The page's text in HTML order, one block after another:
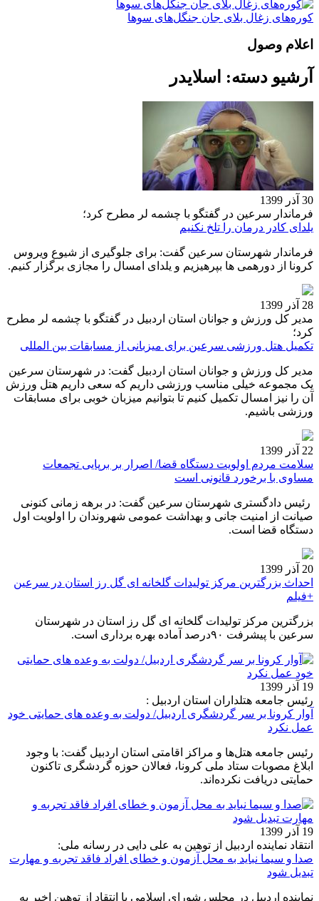
کوره‌های زغال بلای جان جنگل‌های سوها
اعلام وصول
آرشیو دسته: اسلایدر
30 آذر 1399
فرماندار سرعین در گفتگو با چشمه لر مطرح کرد؛
یلدای کادر درمان را تلخ نکنیم
فرماندار شهرستان سرعین گفت: برای جلوگیری از شیوع ویروس
کرونا از دورهمی ها بپرهیزیم و یلدای امسال را مجازی برگزار کنیم.
28 آذر 1399
مدیر کل ورزش و جوانان استان اردبیل در گفتگو با چشمه لر مطرح
کرد؛
تکمیل هتل ورزشی سرعین برای میزبانی از مسابقات بین المللی
مدیر کل ورزش و جوانان استان اردبیل گفت: در شهرستان سرعین
یک مجموعه خیلی مناسب ورزشی داریم که سعی داریم هتل ورزش
آن را نیز امسال تکمیل کنیم تا بتوانیم میزبان خوبی برای مسابقات
ورزشی باشیم.
22 آذر 1399
سلامت مردم اولویت دستگاه قضا/ اصرار بر برپایی تجمعات
مساوی با برخورد قانونی است
رئیس دادگستری شهرستان سرعین گفت: در برهه زمانی کنونی
صیانت از امنیت جانی و بهداشت عمومی شهروندان را اولویت اول
دستگاه قضا است.
20 آذر 1399
احداث بزرگترین مرکز تولیدات گلخانه ای گل رز استان در سرعین
+فیلم
بزرگترین مرکز تولیدات گلخانه ای گل رز استان در شهرستان
سرعین با پیشرفت ۹۰درصد آماده بهره برداری است.
19 آذر 1399
رئیس جامعه هتلداران استان اردبیل :
آوار کرونا بر سر گردشگری اردبیل/ دولت به وعده های حمایتی خود
عمل نکرد
رئیس جامعه هتل‌ها و مراکز اقامتی استان اردبیل گفت: با وجود
ابلاغ مصوبات ستاد ملی کرونا، فعالان حوزه گردشگری تاکنون
حمایتی دریافت نکرده‌اند.
19 آذر 1399
انتقاد نماینده اردبیل از توهین به علی دایی در رسانه ملی:
صدا و سیما نباید به محل آزمون و خطای افراد فاقد تجربه و مهارت
تبدیل شود
نماینده اردبیل در مجلس شورای اسلامی با انتقاد از توهین اخیر به